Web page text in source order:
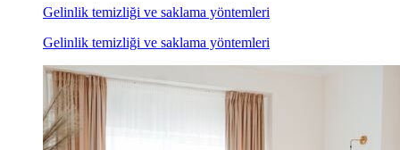
Gelinlik temizliği ve saklama yöntemleri
Gelinlik temizliği ve saklama yöntemleri